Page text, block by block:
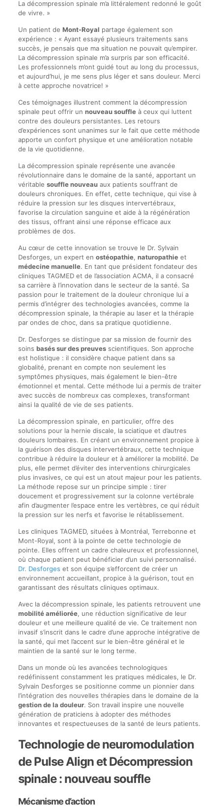
La décompression spinale m’a littéralement redonné le goût
de vivre. »
Un patient de Mont-Royal partage également son
expérience : « Ayant essayé plusieurs traitements sans
succès, je pensais que ma situation ne pouvait qu’empirer.
La décompression spinale m’a surpris par son efficacité.
Les professionnels m’ont guidé tout au long du processus,
et aujourd’hui, je me sens plus léger et sans douleur. Merci
à cette approche novatrice! »
Ces témoignages illustrent comment la décompression
spinale peut offrir un nouveau souffleà ceux qui luttent
contre des douleurs persistantes. Les retours
d’expériences sont unanimes sur le fait que cette méthode
apporte un confort physique et une amélioration notable
de la vie quotidienne.
La décompression spinale représente une avancée
révolutionnaire dans le domaine de la santé, apportant un
véritable souffle nouveauaux patients souffrant de
douleurs chroniques. En effet, cette technique, qui vise à
réduire la pression sur les disques intervertébraux,
favorise la circulation sanguine et aide à la régénération
des tissus, offrant ainsi une réponse efficace aux
problèmes de dos.
Au cœur de cette innovation se trouve le Dr. Sylvain
Desforges, un expert en ostéopathie, naturopathieet
médecine manuelle. En tant que président fondateur des
cliniques TAGMED et de l’association ACMA, il a consacré
sa carrière à l’innovation dans le secteur de la santé. Sa
passion pour le traitement de la douleur chronique lui a
permis d’intégrer des technologies avancées, comme la
décompression spinale, la thérapie au laser et la thérapie
par ondes de choc, dans sa pratique quotidienne.
Dr. Desforges se distingue par sa mission de fournir des
soins basés sur des preuvesscientifiques. Son approche
est holistique : il considère chaque patient dans sa
globalité, prenant en compte non seulement les
symptômes physiques, mais également le bien-être
émotionnel et mental. Cette méthode lui a permis de traiter
avec succès de nombreux cas complexes, transformant
ainsi la qualité de vie de ses patients.
La décompression spinale, en particulier, offre des
solutions pour la hernie discale, la sciatique et d’autres
douleurs lombaires. En créant un environnement propice à
la guérison des disques intervertébraux, cette technique
contribue à réduire la douleur et à améliorer la mobilité. De
plus, elle permet d’éviter des interventions chirurgicales
plus invasives, ce qui est un atout majeur pour les patients.
La méthode repose sur un principe simple : tirer
doucement et progressivement sur la colonne vertébrale
afin d’augmenter l’espace entre les vertèbres, ce qui réduit
la pression sur les nerfs et favorise le rétablissement.
Les cliniques TAGMED, situées à Montréal, Terrebonne et
Mont-Royal, sont à la pointe de cette technologie de
pointe. Elles offrent un cadre chaleureux et professionnel,
où chaque patient peut bénéficier d’un suivi personnalisé.
Dr. Desforges et son équipe s’efforcent de créer un
environnement accueillant, propice à la guérison, tout en
garantissant des résultats cliniques optimaux.
Avec la décompression spinale, les patients retrouvent une
mobilité améliorée, une réduction significative de leur
douleur et une meilleure qualité de vie. Ce traitement non
invasif s’inscrit dans le cadre d’une approche intégrative de
la santé, qui met l’accent sur le bien-être général et le
maintien de la santé sur le long terme.
Dans un monde où les avancées technologiques
redéfinissent constamment les pratiques médicales, le Dr.
Sylvain Desforges se positionne comme un pionnier dans
l’intégration des nouvelles thérapies dans le domaine de la
gestion de la douleur. Son travail inspire une nouvelle
génération de praticiens à adopter des méthodes
innovantes et respectueuses de la santé de leurs patients.
Technologie de neuromodulation
de Pulse Align et Décompression
spinale : nouveau souffle
Mécanisme d’action